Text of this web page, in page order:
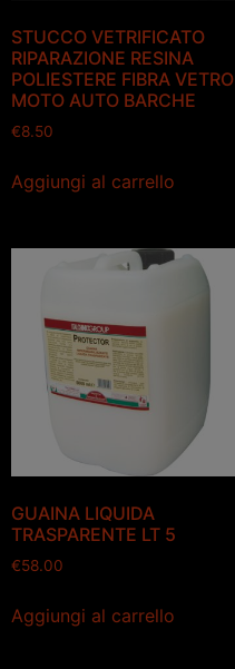
STUCCO VETRIFICATO
RIPARAZIONE RESINA
POLIESTERE FIBRA VETRO
MOTO AUTO BARCHE
€8.50
Aggiungi al carrello
GUAINA LIQUIDA
TRASPARENTE LT 5
€58.00
Aggiungi al carrello